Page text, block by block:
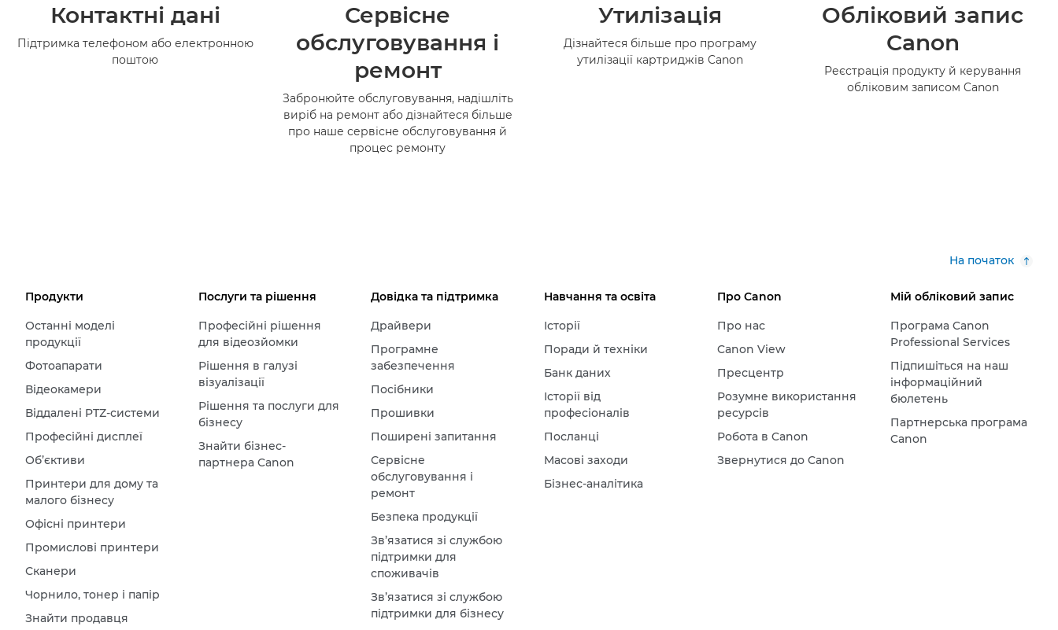
Контактні дані
Підтримка телефоном або електронною
поштою
Сервісне
обслуговування і
ремонт
Забронюйте обслуговування, надішліть
виріб на ремонт або дізнайтеся більше
про наше сервісне обслуговування й
процес ремонту
Утилізація
Дізнайтеся більше про програму
утилізації картриджів Canon
Обліковий запис
Canon
Реєстрація продукту й керування
обліковим записом Canon
На початок
Продукти
Останні моделі
продукції
Фотоапарати
Відеокамери
Віддалені PTZ-системи
Професійні дисплеї
Об’єктиви
Принтери для дому та
малого бізнесу
Офісні принтери
Промислові принтери
Сканери
Чорнило, тонер і папір
Знайти продавця
Послуги та рішення
Професійні рішення
для відеозйомки
Рішення в галузі
візуалізації
Рішення та послуги для
бізнесу
Знайти бізнес-
партнера Canon
Довідка та підтримка
Драйвери
Програмне
забезпечення
Посібники
Прошивки
Поширені запитання
Сервісне
обслуговування і
ремонт
Безпека продукції
Зв’язатися зі службою
підтримки для
споживачів
Зв’язатися зі службою
підтримки для бізнесу
Навчання та освіта
Історії
Поради й техніки
Банк даних
Історії від
професіоналів
Посланці
Масові заходи
Бізнес-аналітика
Про Canon
Про нас
Canon View
Пресцентр
Розумне використання
ресурсів
Робота в Canon
Звернутися до Canon
Мій обліковий запис
Програма Canon
Professional Services
Підпишіться на наш
інформаційний
бюлетень
Партнерська програма
Canon